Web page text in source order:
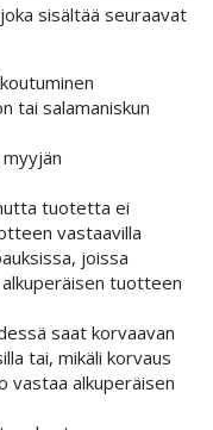
sisältää seuraavat
tai salamaniskun
tuotetta ei
vastaavilla
joissa
tuotteen
saat korvaavan
tai, mikäli korvaus
vastaa alkuperäisen